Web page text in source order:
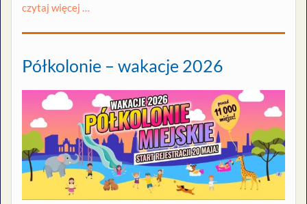
czytaj więcej …
Półkolonie – wakacje 2026